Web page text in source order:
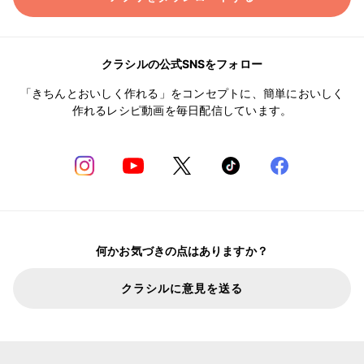
クラシルの公式SNSをフォロー
「きちんとおいしく作れる」をコンセプトに、簡単においしく
作れるレシピ動画を毎日配信しています。
何かお気づきの点はありますか？
クラシルに意見を送る